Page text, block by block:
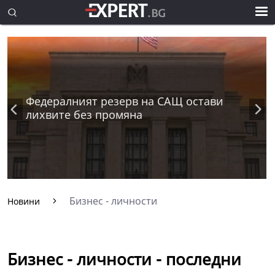
Федералният резерв на САЩ остави
лихвите без промяна
Новини Бизнес - личности
Бизнес - личности - последни